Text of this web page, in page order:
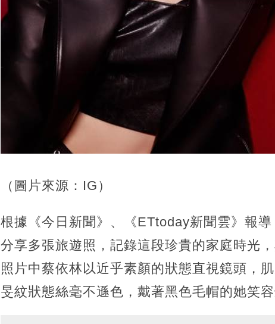
（圖片來源：IG）
根據《今日新聞》、《ETtoday新聞雲》報
分享多張旅遊照，記錄這段珍貴的家庭時光
照片中蔡依林以近乎素顏的狀態直視鏡頭，
旻紋狀態絲毫不遜色，戴著黑色毛帽的她笑